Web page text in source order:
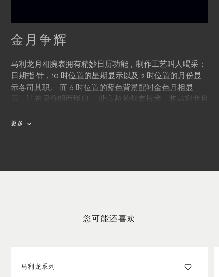
金月争辉
马利龙月相腕表拥有精妙日历功能，制作工艺叫人喝采：
日期指 针，10 时位置的星期显示以及 2 时位置的月份显
示各司其职。 而 6 时位置的蓝色背景配衬金色月相显
示，让布局分明而悦目。 此高超的制表技术，将马利龙月
更多
您可能还喜欢
马利龙系列